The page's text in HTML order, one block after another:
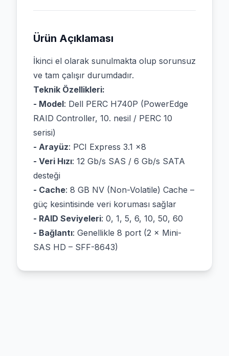
Ürün Açıklaması
İkinci el olarak sunulmakta olup sorunsuz
ve tam çalışır durumdadır.
Teknik Özellikleri:
- Model: Dell PERC H740P (PowerEdge
RAID Controller, 10. nesil / PERC 10
serisi)
- Arayüz: PCI Express 3.1 x8
- Veri Hızı: 12 Gb/s SAS / 6 Gb/s SATA
desteği
- Cache: 8 GB NV (Non-Volatile) Cache –
güç kesintisinde veri koruması sağlar
- RAID Seviyeleri: 0, 1, 5, 6, 10, 50, 60
- Bağlantı: Genellikle 8 port (2 × Mini-
SAS HD – SFF-8643)